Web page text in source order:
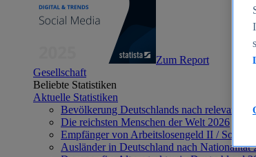
Zum Report
Gesellschaft
Beliebte Statistiken
Aktuelle Statistiken
Bevölkerung Deutschlands nach relevanten
Die reichsten Menschen der Welt 2026
Empfänger von Arbeitslosengeld II /
Ausländer in Deutschland nach Nationalität